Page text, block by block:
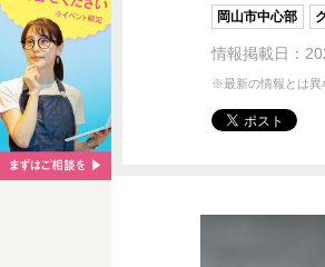
岡山市中心部
情報掲載日：
※最新の情報とは異